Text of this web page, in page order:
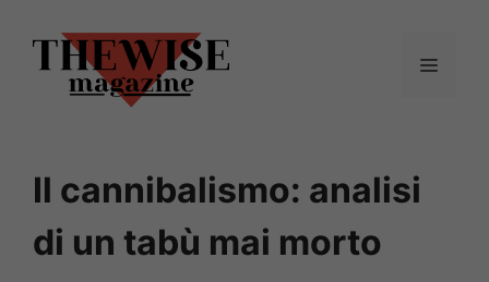
contenuto
Menu
Il cannibalismo: analisi
di un tabù mai morto